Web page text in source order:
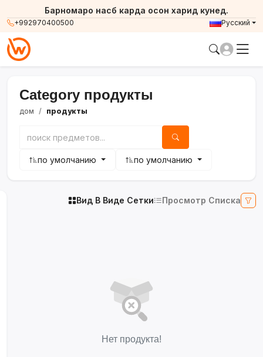
+992970400500
Барномаро насб карда осон харид кунед.
Русский
Category продукты
дом продукты
по умолчанию по умолчанию
Вид В Виде Сетки Просмотр Списка
Нет продукта!